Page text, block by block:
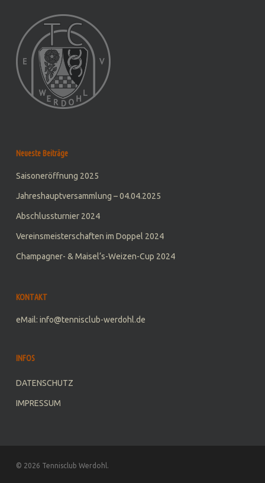
Neueste Beiträge
Saisoneröffnung 2025
Jahreshauptversammlung – 04.04.2025
Abschlussturnier 2024
Vereinsmeisterschaften im Doppel 2024
Champagner- & Maisel‘s-Weizen-Cup 2024
KONTAKT
eMail: info@tennisclub-werdohl.de
INFOS
DATENSCHUTZ
IMPRESSUM
© 2026 Tennisclub Werdohl.